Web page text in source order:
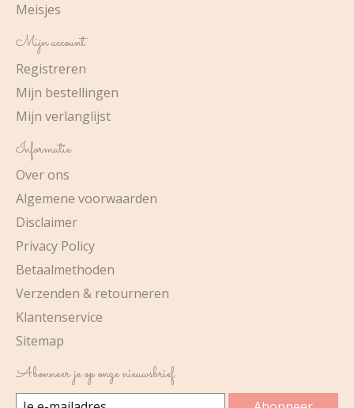
Meisjes
Mijn account
Registreren
Mijn bestellingen
Mijn verlanglijst
Informatie
Over ons
Algemene voorwaarden
Disclaimer
Privacy Policy
Betaalmethoden
Verzenden & retourneren
Klantenservice
Sitemap
Abonneer je op onze nieuwsbrief